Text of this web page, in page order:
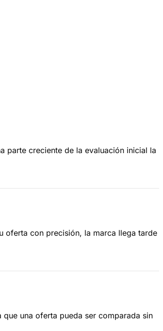
parte creciente de la evaluación inicial la
oferta con precisión, la marca llega tarde
una oferta pueda ser comparada sin